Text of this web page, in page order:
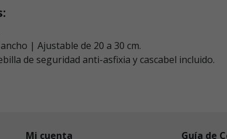
ancho | Ajustable de 20 a 30 cm.
de seguridad anti-asfixia y cascabel incluido.
Mi cuenta Guía de